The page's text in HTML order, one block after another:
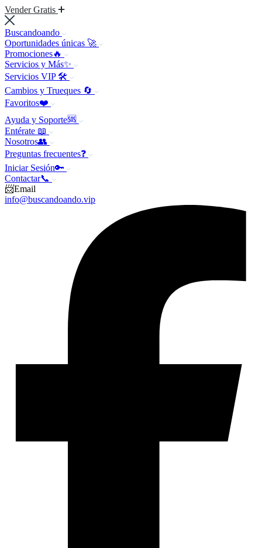
Vender Gratis
Buscandoando
Oportunidades únicas 🚀
Promociones🔥
Servicios y Más✨
Servicios VIP 🛠️
Cambios y Trueques 🔄
Favoritos❤️
Ayuda y Soporte🆘
Entérate 📖
Nosotros👥
Preguntas frecuentes❓
Iniciar Sesión🔑
Contactar📞
📨Email
info@buscandoando.vip